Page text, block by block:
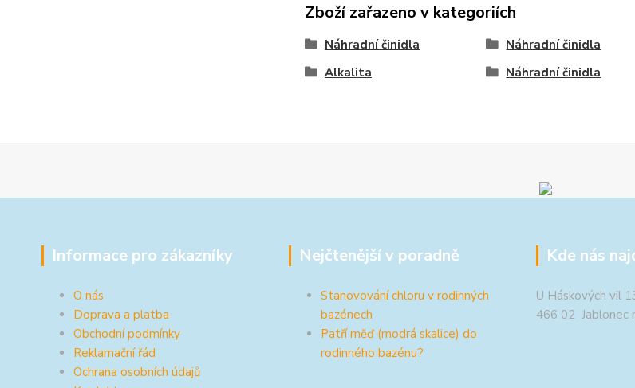
Zboží zařazeno v kategoriích
Náhradní činidla Náhradní činidla
Alkalita
Náhradní činidla
Informace pro zákazníky
O nás
Doprava a platba
Obchodní podmínky
Reklamační řád
Ochrana osobních údajů
Nejčtenější v poradně
Stanovování chloru v rodinných
bazénech
Patří měď (modrá skalice) do
rodinného bazénu?
Kde nás
U Háskových vil
466 02 Jablonec